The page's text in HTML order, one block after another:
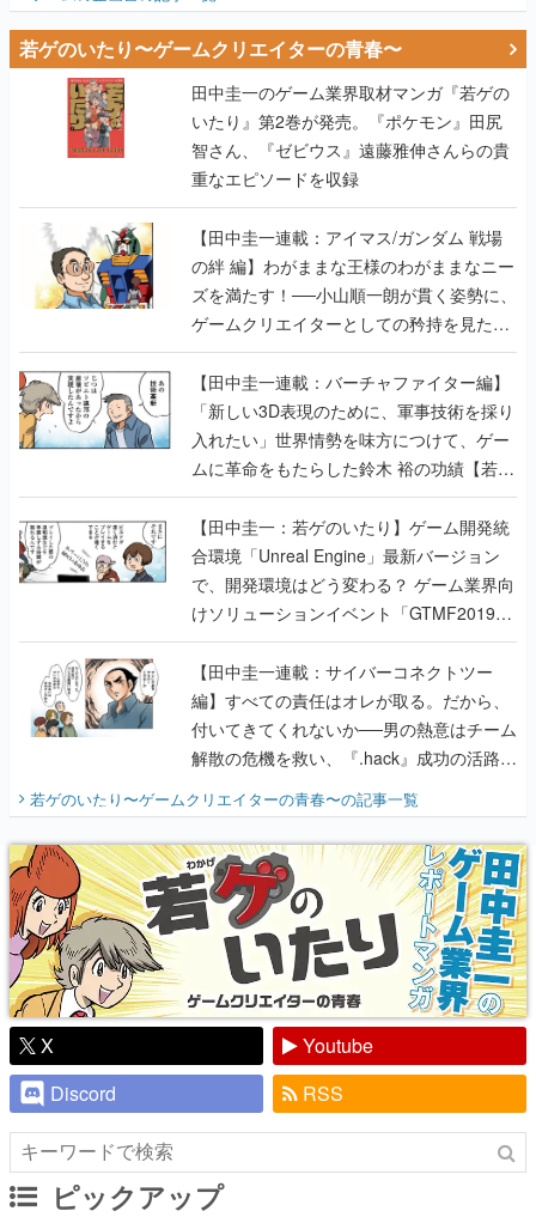
若ゲのいたり〜ゲームクリエイターの青春〜
田中圭一のゲーム業界取材マンガ『若ゲの
いたり』第2巻が発売。『ポケモン』田尻
智さん、『ゼビウス』遠藤雅伸さんらの貴
重なエピソードを収録
【田中圭一連載：アイマス/ガンダム 戦場
の絆 編】わがままな王様のわがままなニー
ズを満たす！──小山順一朗が貫く姿勢に、
ゲームクリエイターとしての矜持を見た
【若ゲのいたり最終回】
【田中圭一連載：バーチャファイター編】
「新しい3D表現のために、軍事技術を採り
入れたい」世界情勢を味方につけて、ゲー
ムに革命をもたらした鈴木 裕の功績【若ゲ
のいたり】
【田中圭一：若ゲのいたり】ゲーム開発統
合環境「Unreal Engine」最新バージョン
で、開発環境はどう変わる？ ゲーム業界向
けソリューションイベント「GTMF2019」
に行って、より理解を深めよう【PR】
【田中圭一連載：サイバーコネクトツー
編】すべての責任はオレが取る。だから、
付いてきてくれないか──男の熱意はチーム
解散の危機を救い、『.hack』成功の活路を
『少年ジャンプ』色だった【若ゲのいた
り】
若ゲのいたり〜ゲームクリエイターの青春〜の記事一覧
X
Youtube
Discord
RSS
ピックアップ